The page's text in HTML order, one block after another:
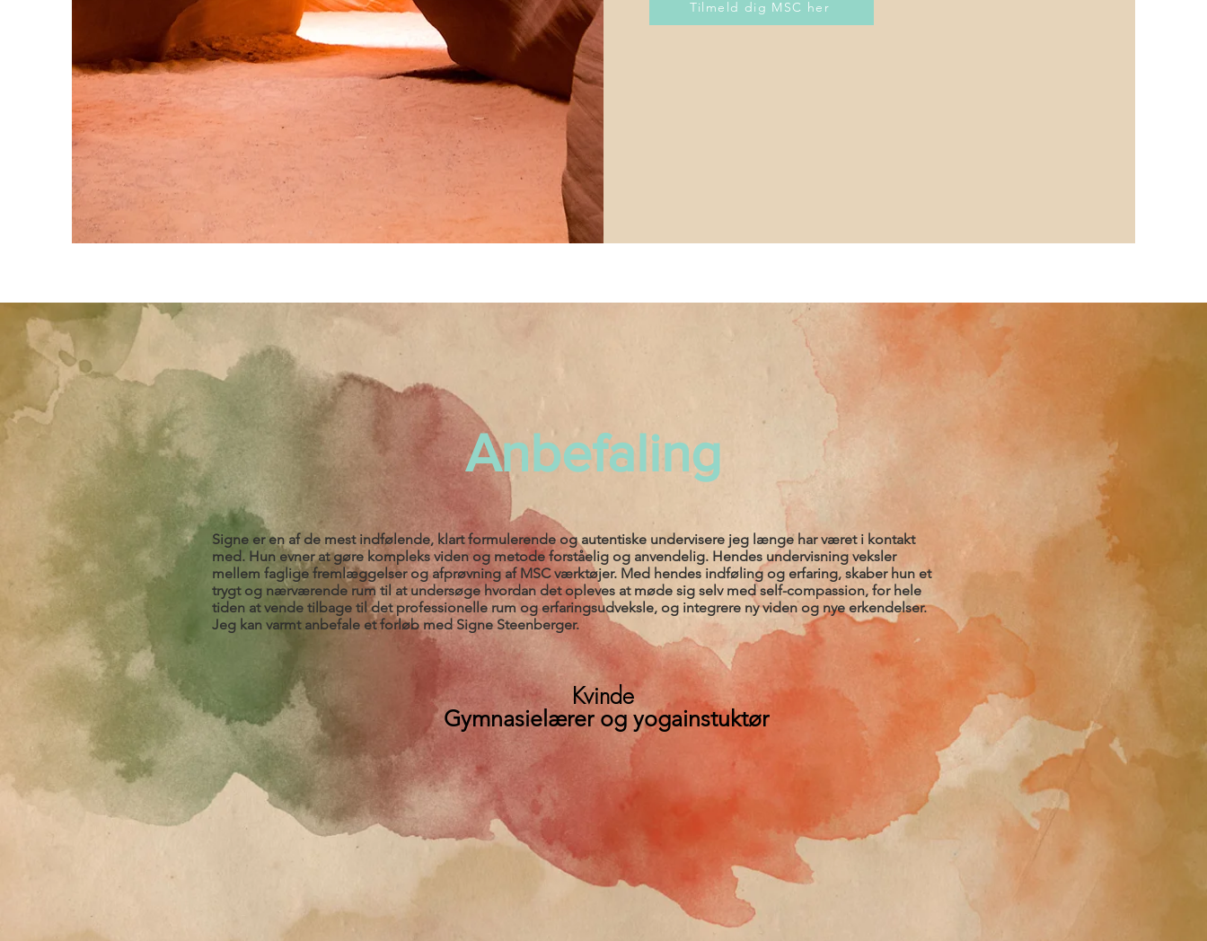
Tilmeld dig MSC her
Anbefaling
Signe er en af de mest indfølende, klart formulerende og autentiske undervisere jeg længe har været i kontakt
med. Hun evner at gøre kompleks viden og metode forståelig og anvendelig. Hendes undervisning veksler
mellem faglige fremlæggelser og afprøvning af MSC værktøjer. Med hendes indføling og erfaring, skaber hun et
trygt og nærværende rum til at undersøge hvordan det opleves at møde sig selv med self-compassion, for hele
tiden at vende tilbage til det professionelle rum og erfaringsudveksle, og integrere ny viden og nye erkendelser.
Jeg kan varmt anbefale et forløb med Signe Steenberger.
Kvinde
Gymnasielærer og yogainstuktør